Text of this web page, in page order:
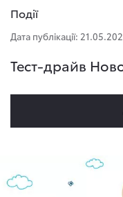
Події
Дата публікації:
Тест-драйв